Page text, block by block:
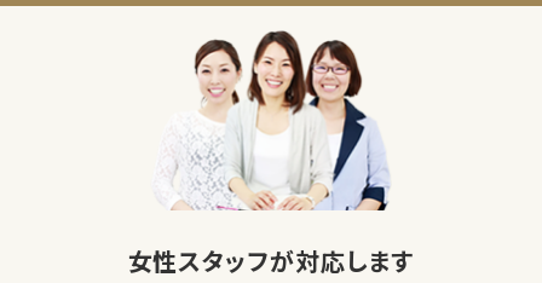
女性スタッフが対応します